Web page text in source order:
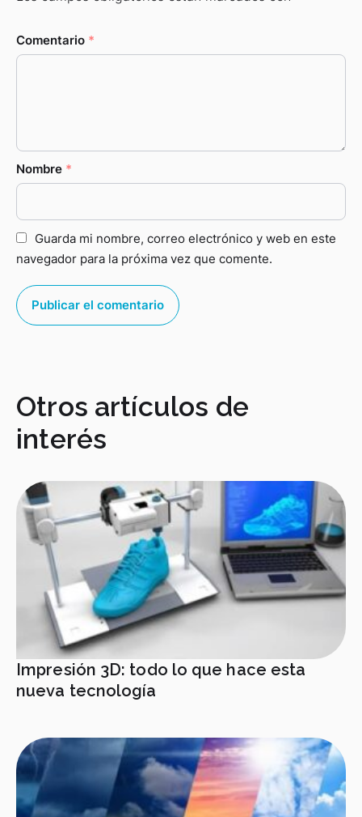
Comentario *
Nombre *
Guarda mi nombre, correo electrónico y web en este
navegador para la próxima vez que comente.
Otros artículos de
interés
Impresión 3D: todo lo que hace esta
nueva tecnología